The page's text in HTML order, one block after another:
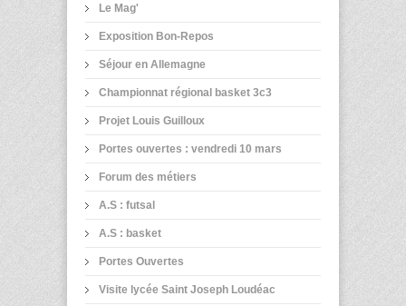
Le Mag'
Exposition Bon-Repos
Séjour en Allemagne
Championnat régional basket 3c3
Projet Louis Guilloux
Portes ouvertes : vendredi 10 mars
Forum des métiers
A.S : futsal
A.S : basket
Portes Ouvertes
Visite lycée Saint Joseph Loudéac